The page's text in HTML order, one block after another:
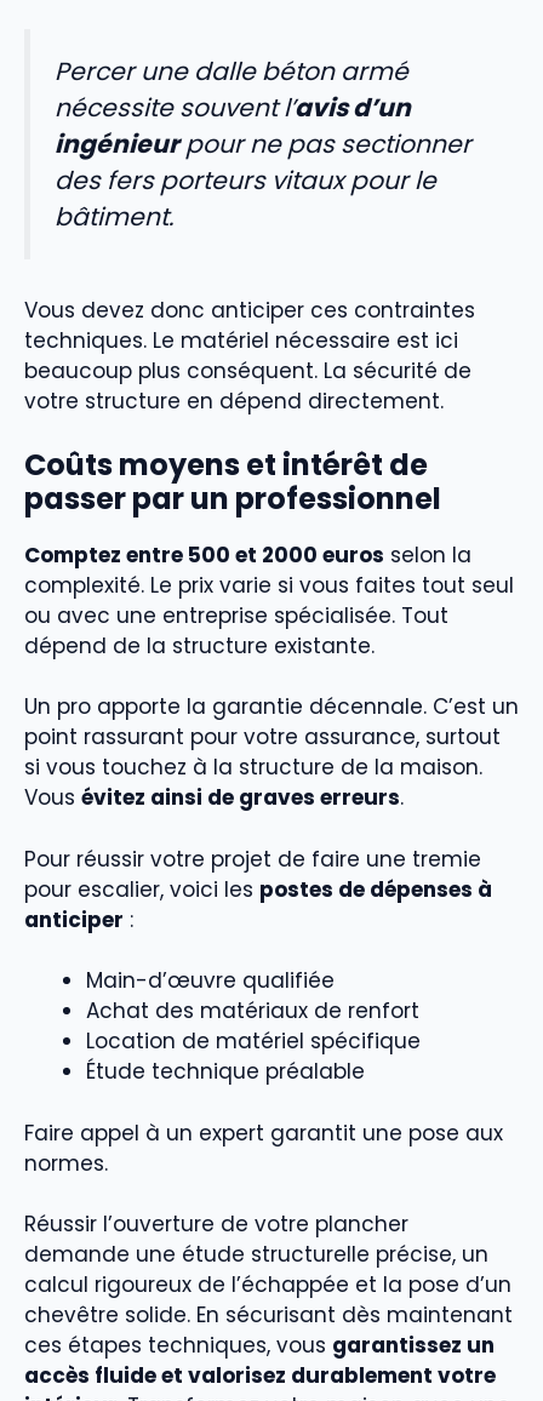
Percer une dalle béton armé
nécessite souvent l’avis d’un
ingénieurpour ne pas sectionner
des fers porteurs vitaux pour le
bâtiment.
Vous devez donc anticiper ces contraintes
techniques. Le matériel nécessaire est ici
beaucoup plus conséquent. La sécurité de
votre structure en dépend directement.
Coûts moyens et intérêt de
passer par un professionnel
Comptez entre 500 et 2000 euros selon la
complexité. Le prix varie si vous faites tout seul
ou avec une entreprise spécialisée. Tout
dépend de la structure existante.
Un pro apporte la garantie décennale. C’est un
point rassurant pour votre assurance, surtout
si vous touchez à la structure de la maison.
Vous évitez ainsi de graves erreurs.
Pour réussir votre projet de faire une tremie
pour escalier, voici les postes de dépenses à
anticiper :
Main-d’œuvre qualifiée
Achat des matériaux de renfort
Location de matériel spécifique
Étude technique préalable
Faire appel à un expert garantit une pose aux
normes.
Réussir l’ouverture de votre plancher
demande une étude structurelle précise, un
calcul rigoureux de l’échappée et la pose d’un
chevêtre solide. En sécurisant dès maintenant
ces étapes techniques, vous garantissez un
accès fluide et valorisez durablement votre